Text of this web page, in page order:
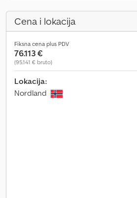
Cena i lokacija
Fiksna cena plus PDV
76.113 €
(95.141 € bruto)
Lokacija:
Nordland